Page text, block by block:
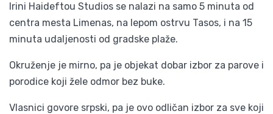
Irini Haideftou Studios se nalazi na samo 5 minuta od
centra mesta Limenas, na lepom ostrvu Tasos, i na 15
minuta udaljenosti od gradske plaže.
Okruženje je mirno, pa je objekat dobar izbor za parove i
porodice koji žele odmor bez buke.
Vlasnici govore srpski, pa je ovo odličan izbor za sve koji